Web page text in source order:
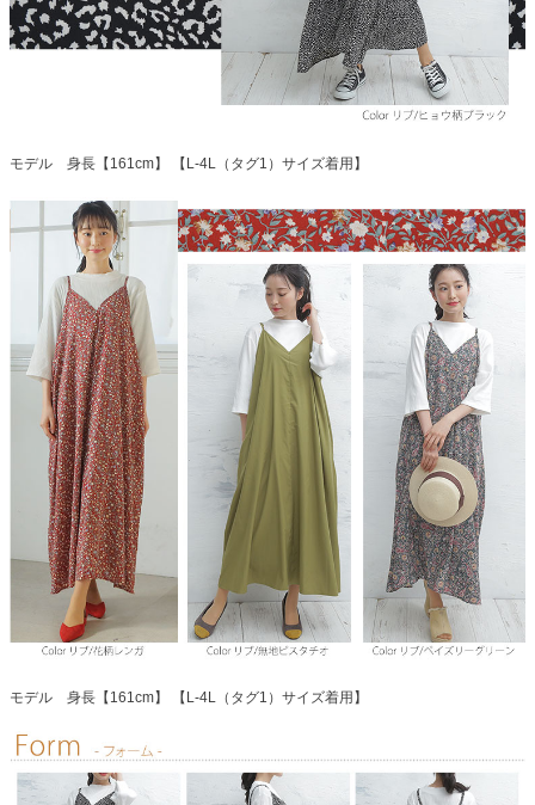
モデル 身長【161cm】 【L-4L（タグ1）サイズ着用】
モデル 身長【161cm】 【L-4L（タグ1）サイズ着用】